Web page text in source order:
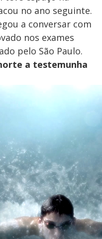
no ano seguinte.
a conversar com
nos exames
pelo São Paulo.
a testemunha